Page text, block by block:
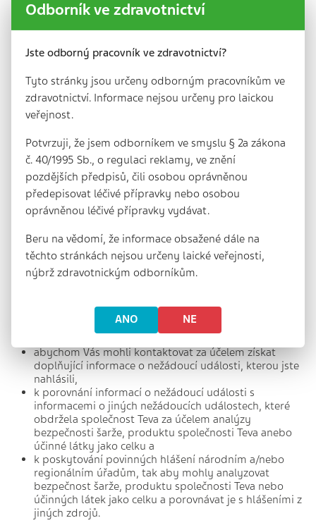
nařízení o ochraně osobních údajů (GDPR) na základě
požadavku farmakovigilančních právních předpisů ohledně
zabezpečení sledovatelnosti a dostupnosti doplňujících
Vás po obdržení hlášení. Pokud hlásíte nežádoucí událost,
jméno,
kontaktní údaje (které mohou zahrnovat Vaši adresu,
e-mailovou adresu, telefonní číslo anebo číslo faxu),
povolání (na základě kterého určujeme otázky o
nežádoucí události, které Vám budou položeny v
závislosti na předpokládané úrovni Vašich
medicínských znalostí)
vztah k osobě, které se hlášení týká (tj. k subjektu
hlášení).
informace propojit s informacemi poskytnutými v
souvislosti s Vaší reakcí.
Jak používáme a sdílíme osobní údaje
farmakovigilance můžeme používat a sdílet osobní údaje:
abychom Vás mohli kontaktovat za účelem získat
doplňující informace o nežádoucí události, kterou jste
nahlásili,
k porovnání informací o nežádoucí události s
informacemi o jiných nežádoucích událostech, které
obdržela společnost Teva za účelem analýzy
bezpečnosti šarže, produktu společnosti Teva anebo
účinné látky jako celku a
k poskytování povinných hlášení národním a/nebo
regionálním úřadům, tak aby mohly analyzovat
bezpečnost šarže, produktu společnosti Teva nebo
účinných látek jako celku a porovnávat je s hlášeními z
jiných zdrojů.
Odborník ve zdravotnictví
Jste odborný pracovník ve zdravotnictví?
Tyto stránky jsou určeny odborným pracovníkům ve
zdravotnictví. Informace nejsou určeny pro laickou
veřejnost.
Potvrzuji, že jsem odborníkem ve smyslu § 2a zákona
č. 40/1995 Sb., o regulaci reklamy, ve znění
pozdějších předpisů, čili osobou oprávněnou
předepisovat léčivé přípravky nebo osobou
oprávněnou léčivé přípravky vydávat.
Beru na vědomí, že informace obsažené dále na
těchto stránkách nejsou určeny laické veřejnosti,
nýbrž zdravotnickým odborníkům.
ANO NE